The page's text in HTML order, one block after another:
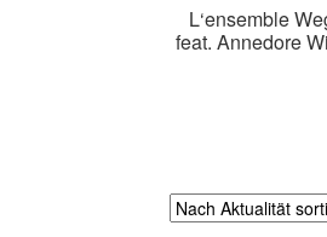
L‘ensemble
feat. Annedore